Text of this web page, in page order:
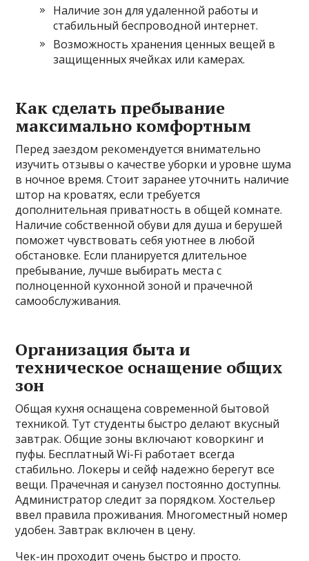
Наличие зон для удаленной работы и
стабильный беспроводной интернет.
Возможность хранения ценных вещей в
защищенных ячейках или камерах.
Как сделать пребывание
максимально комфортным
Перед заездом рекомендуется внимательно
изучить отзывы о качестве уборки и уровне шума
в ночное время. Стоит заранее уточнить наличие
штор на кроватях, если требуется
дополнительная приватность в общей комнате.
Наличие собственной обуви для душа и берушей
поможет чувствовать себя уютнее в любой
обстановке. Если планируется длительное
пребывание, лучше выбирать места с
полноценной кухонной зоной и прачечной
самообслуживания.
Организация быта и
техническое оснащение общих
зон
Общая кухня оснащена современной бытовой
техникой. Тут студенты быстро делают вкусный
завтрак. Общие зоны включают коворкинг и
пуфы. Бесплатный Wi-Fi работает всегда
стабильно. Локеры и сейф надежно берегут все
вещи. Прачечная и санузел постоянно доступны.
Администратор следит за порядком. Хостельер
ввел правила проживания. Многоместный номер
удобен. Завтрак включен в цену.
Чек-ин проходит очень быстро и просто.